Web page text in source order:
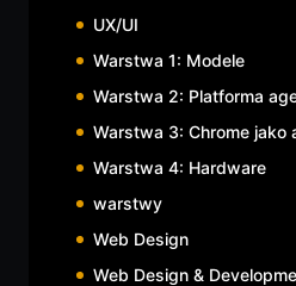
UX/UI
Warstwa 1: Modele
Warstwa 2: Platforma
Warstwa 3: Chrome jako
Warstwa 4: Hardware
warstwy
Web Design
Web Design &